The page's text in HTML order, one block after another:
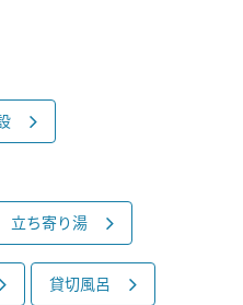
立ち寄り湯
貸切風呂